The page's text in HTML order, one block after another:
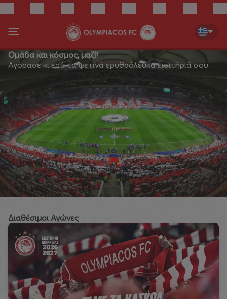
Ομάδα και κόσμος, μαζί!
Αγόρασε κι εσύ τα φετινά ερυθρόλευκα εισιτήριά σου.
Διαθέσιμοι Αγώνες